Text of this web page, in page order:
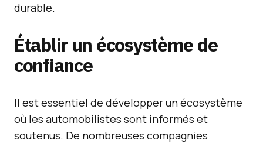
durable.
Établir un écosystème de
confiance
Il est essentiel de développer un écosystème
où les automobilistes sont informés et
soutenus. De nombreuses compagnies